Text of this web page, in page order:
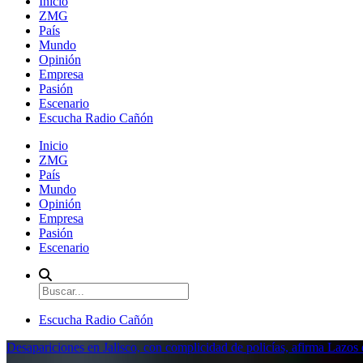
ZMG
País
Mundo
Opinión
Empresa
Pasión
Escenario
Escucha Radio Cañón
Inicio
ZMG
País
Mundo
Opinión
Empresa
Pasión
Escenario
Escucha Radio Cañón
Desapariciones en Jalisco, con complicidad de policías, afirma Lazos